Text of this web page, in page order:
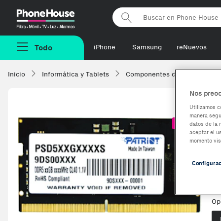
Phonehouse
Todo iPhone Samsung reNuevos
Inicio Informática y Tablets Componentes de ordenadores
-74,76€
Nos
Utilizamos
manera
datos de la
aceptar el
momento